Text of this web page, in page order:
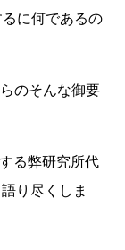
るに何であるの
のそんな御要
る弊研究所代
り尽くしま